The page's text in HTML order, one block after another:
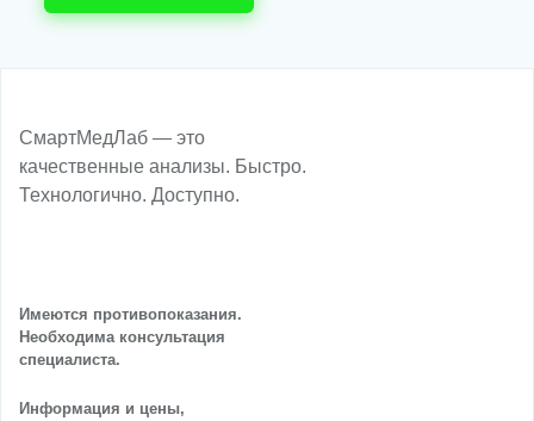
СмартМедЛаб — это
качественные анализы. Быстро.
Технологично. Доступно.
Имеются противопоказания.
Необходима консультация
специалиста.
Информация и цены,